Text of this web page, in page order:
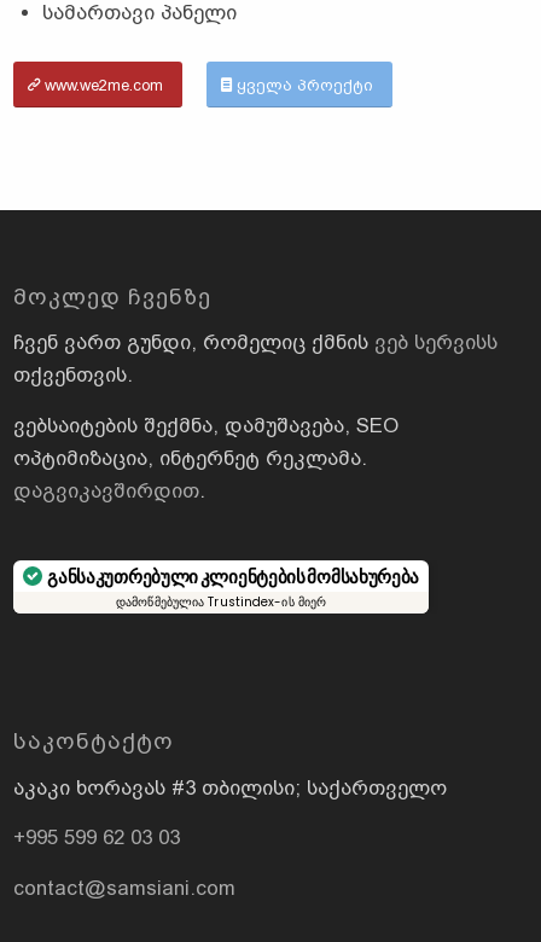
სამართავი პანელი
www.we2me.com ყველა პროექტი
ᲛᲝᲙᲚᲔᲓ ᲩᲕᲔᲜᲖᲔ
ჩვენ ვართ გუნდი, რომელიც ქმნის ვებ სერვისს
თქვენთვის.
ვებსაიტების შექმნა, დამუშავება, SEO
ოპტიმიზაცია, ინტერნეტ რეკლამა.
დაგვიკავშირდით.
განსაკუთრებული კლიენტების მომსახურება
დამოწმებულია Trustindex-ის მიერ
ᲡᲐᲙᲝᲜᲢᲐᲥᲢᲝ
აკაკი ხორავას #3 თბილისი; საქართველო
+995 599 62 03 03
contact@samsiani.com